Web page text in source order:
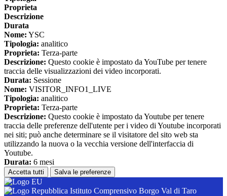
Proprieta
Descrizione
Durata
Nome: YSC
Tipologia: analitico
Proprieta: Terza-parte
Descrizione: Questo cookie è impostato da YouTube per tenere
traccia delle visualizzazioni dei video incorporati.
Durata: Sessione
Nome: VISITOR_INFO1_LIVE
Tipologia: analitico
Proprieta: Terza-parte
Descrizione: Questo cookie è impostato da Youtube per tenere
traccia delle preferenze dell'utente per i video di Youtube incorporati
nei siti; può anche determinare se il visitatore del sito web sta
utilizzando la nuova o la vecchia versione dell'interfaccia di
Youtube.
Durata: 6 mesi
Accetta tutti Salva le preferenze
Istituto Comprensivo Borgo Val di Taro